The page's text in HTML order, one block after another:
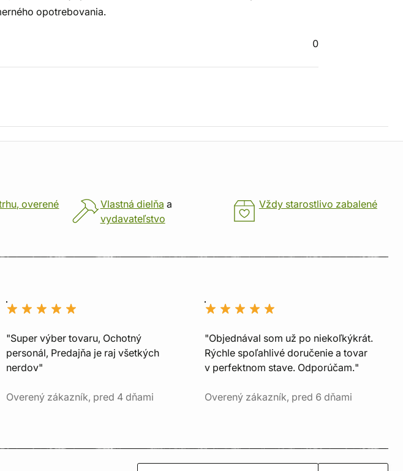
opotrebovania.
0
overené
Vlastná dielňa a
vydavateľstvo
Vždy starostlivo zabalené
"Super výber tovaru, Ochotný
personál, Predajňa je raj všetkých
nerdov"
Overený zákazník, pred 4 dňami
"Objednával som už po niekoľkýkrát.
Rýchle spoľahlivé doručenie a tovar
v perfektnom stave. Odporúčam."
Overený zákazník, pred 6 dňami